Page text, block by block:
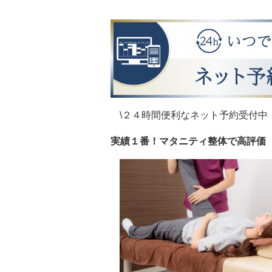
\２４時間便利なネット予約受付中
実績１番！マタニティ整体で高評価